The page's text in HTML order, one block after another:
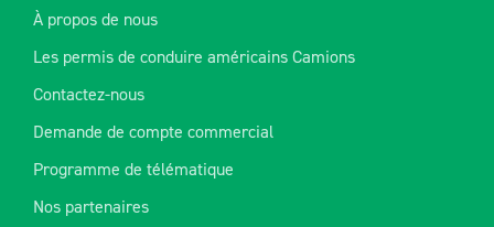
À propos de nous
Les permis de conduire américains Camions
Contactez-nous
Demande de compte commercial
Programme de télématique
Nos partenaires